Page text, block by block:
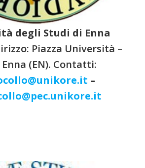
degli Studi di Enna
Piazza Università –
Enna (EN). Contatti:
–